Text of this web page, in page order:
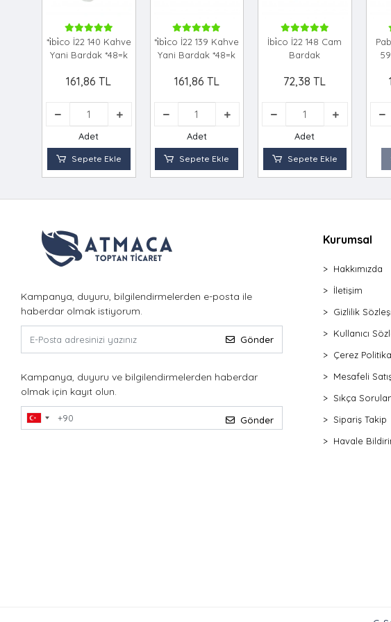
*i̇bi̇co İ22 140 Kahve
Yani Bardak *48=k
161,86 TL
Adet
Sepete Ekle
*i̇bi̇co İ22 139 Kahve
Yani Bardak *48=k
161,86 TL
Adet
Sepete Ekle
İbi̇co İ22 148 Cam
Bardak
72,38 TL
Adet
Sepete Ekle
Kampanya, duyuru, bilgilendirmelerden e-posta ile
haberdar olmak istiyorum.
Gönder
Kampanya, duyuru ve bilgilendirmelerden haberdar
olmak için kayıt olun.
Gönder
Kurumsal
Hakkımızda
İletişim
Gizlilik
Kullanıcı
Çerez
Mesafeli
Sıkça
Sipariş Takip
Havale